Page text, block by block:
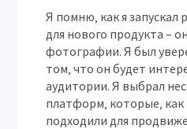
Я помню‚ как я
для нового продукта –
фотографии. Я был
том‚ что он будет
аудитории. Я выбрал
платформ‚ которые‚ как
подходили для